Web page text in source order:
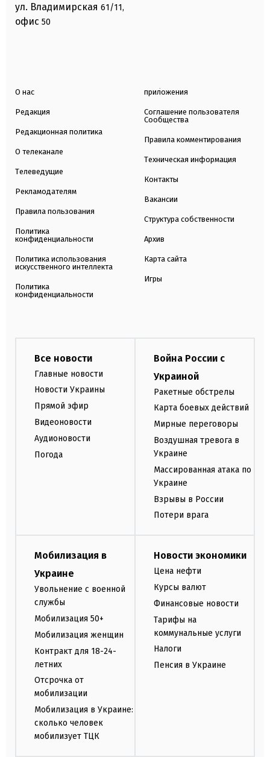
ул. Владимирская 61/11,
офис 50
О нас
Редакция
Редакционная политика
О телеканале
Телеведущие
Рекламодателям
Правила пользования
Политика
конфиденциальности
Политика использования
искусственного интеллекта
Политика
конфиденциальности
приложения
Соглашение пользователя
Сообщества
Правила комментирования
Техническая информация
Контакты
Вакансии
Структура собственности
Архив
Карта сайта
Игры
Все новости
Главные новости
Новости Украины
Прямой эфир
Видеоновости
Аудионовости
Погода
Война России с
Украиной
Ракетные обстрелы
Карта боевых действий
Мирные переговоры
Воздушная тревога в
Украине
Массированная атака по
Украине
Взрывы в России
Потери врага
Мобилизация в
Украине
Увольнение с военной
службы
Мобилизация 50+
Мобилизация женщин
Контракт для 18-24-
летних
Отсрочка от
мобилизации
Мобилизация в Украине:
сколько человек
мобилизует ТЦК
Новости экономики
Цена нефти
Курсы валют
Финансовые новости
Тарифы на
коммунальные услуги
Налоги
Пенсия в Украине